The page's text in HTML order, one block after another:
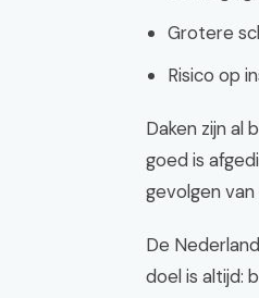
Grotere
Risico op
Daken zijn al
goed is
gevolgen
De
doel is altijd: